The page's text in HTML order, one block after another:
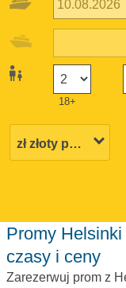
18+
Promy Helsinki do Gdynia. Porównaj promy,
czasy i ceny
Zarezerwuj prom z